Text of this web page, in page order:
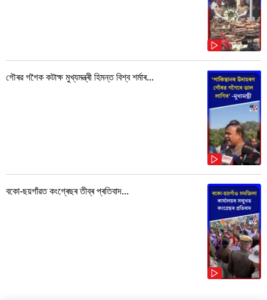
গৌৰৱ গগৈক কটাক্ষ মুখ্যমন্ত্ৰী হিমন্ত বিশ্ব শৰ্মাৰ...
বকো-ছয়গাঁৱত কংগ্ৰেছৰ তীব্ৰ প্ৰতিবাদ...